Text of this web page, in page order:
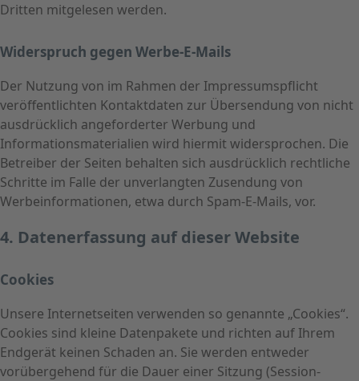
Dritten mitgelesen werden.
Widerspruch gegen Werbe-E-Mails
Der Nutzung von im Rahmen der Impressumspflicht
veröffentlichten Kontaktdaten zur Übersendung von nicht
ausdrücklich angeforderter Werbung und
Informationsmaterialien wird hiermit widersprochen. Die
Betreiber der Seiten behalten sich ausdrücklich rechtliche
Schritte im Falle der unverlangten Zusendung von
Werbeinformationen, etwa durch Spam-E-Mails, vor.
4. Datenerfassung auf dieser Website
Cookies
Unsere Internetseiten verwenden so genannte „Cookies“.
Cookies sind kleine Datenpakete und richten auf Ihrem
Endgerät keinen Schaden an. Sie werden entweder
vorübergehend für die Dauer einer Sitzung (Session-